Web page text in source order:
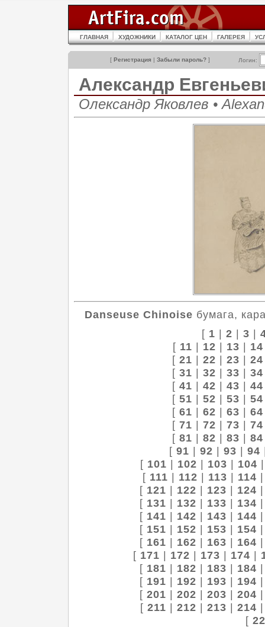
ГЛАВНАЯ ХУДОЖНИКИ КАТАЛОГ ЦЕН ГАЛЕРЕЯ
[ Регистрация | Забыли пароль? ] Логин:
Александр
Олександр Яковлев •
Danseuse Chinoise бумага,
[ 1 | 2 | 3 |
[ 11 | 12 | 13 | 14
[ 21 | 22 | 23 | 24
[ 31 | 32 | 33 | 34
[ 41 | 42 | 43 | 44
[ 51 | 52 | 53 | 54
[ 61 | 62 | 63 | 64
[ 71 | 72 | 73 | 74
[ 81 | 82 | 83 | 84
[ 91 | 92 | 93 | 94
[ 101 | 102 | 103 | 104
[ 111 | 112 | 113 | 114
[ 121 | 122 | 123 | 124
[ 131 | 132 | 133 | 134
[ 141 | 142 | 143 | 144
[ 151 | 152 | 153 | 154
[ 161 | 162 | 163 | 164
[ 171 | 172 | 173 | 174 |
[ 181 | 182 | 183 | 184
[ 191 | 192 | 193 | 194
[ 201 | 202 | 203 | 204
[ 211 | 212 | 213 | 214
[